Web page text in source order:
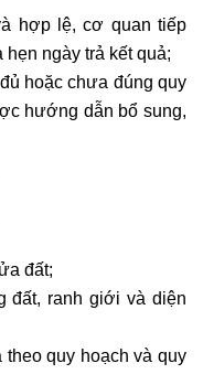
hợp lệ, cơ quan tiếp
ngày trả kết quả;
hoặc chưa đúng quy
hướng dẫn bổ sung,
đất;
đất, ranh giới và diện
quy hoạch và quy